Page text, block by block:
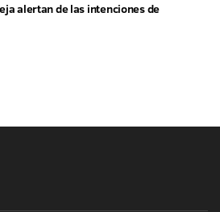
alertan de las intenciones de